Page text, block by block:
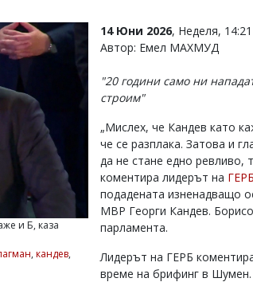
и Б, каза
, кандев,
14 Юни 2026, Неделя,
Автор: Емел МАХМУД
"20 години само ни
строим"
„Мислех, че Кандев като
че се разплака. Затова и
да не стане едно ревливо,
коментира лидерът на ГЕРБ
подадената изненадващо
МВР Георги Кандев.
парламента.
Лидерът на ГЕРБ
време на брифинг в Шумен.